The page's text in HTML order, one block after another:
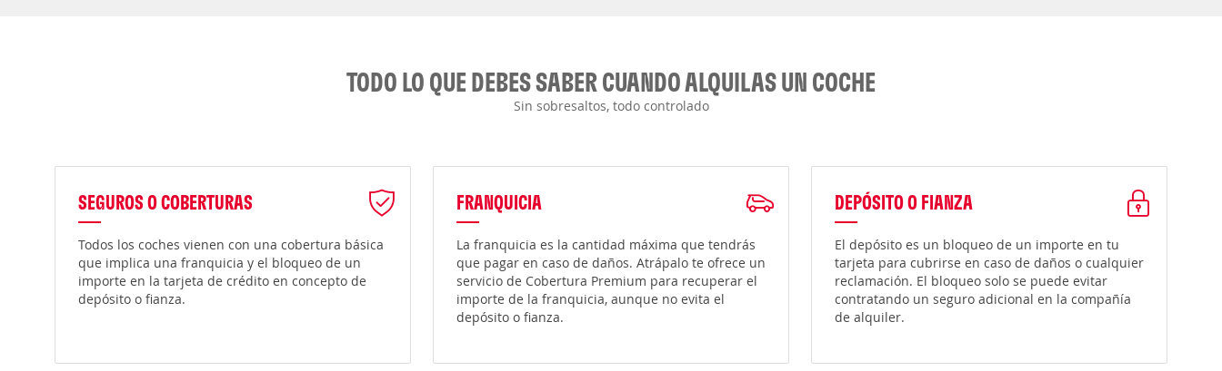
TODO LO QUE DEBES SABER CUANDO ALQUILAS UN COCHE
Sin sobresaltos, todo controlado
SEGUROS O COBERTURAS
Todos los coches vienen con una cobertura básica
que implica una franquicia y el bloqueo de un
importe en la tarjeta de crédito en concepto de
depósito o fianza.
FRANQUICIA
La franquicia es la cantidad máxima que tendrás
que pagar en caso de daños. Atrápalo te ofrece un
servicio de Cobertura Premium para recuperar el
importe de la franquicia, aunque no evita el
depósito o fianza.
DEPÓSITO O FIANZA
El depósito es un bloqueo de un importe en tu
tarjeta para cubrirse en caso de daños o cualquier
reclamación. El bloqueo solo se puede evitar
contratando un seguro adicional en la compañía
de alquiler.